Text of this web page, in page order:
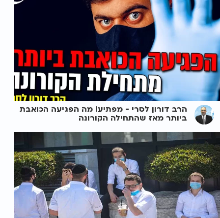
הרב דורון לסרי - מפתיע! מה הפגיעה הכואבת
ביותר מאז שהתחילה הקורונה